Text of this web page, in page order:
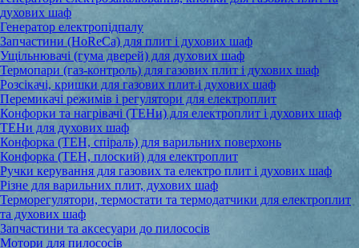
духових шаф
Генератор електропідпалу
Запчастини (HoReCa) для плит і духових шаф
Ущільнювачі (гума дверей) для духових шаф
Термопари (газ-контроль) для газових плит і духових шаф
Розсікачі, кришки для газових плит і духових шаф
Перемикачі режимів і регулятори для електроплит
Конфорки та нагрівачі (ТЕНи) для електроплит і духових шаф
ТЕНи для духових шаф
Конфорка (ТЕН, спіраль) для варильних поверхонь
Конфорка (ТЕН, плоский) для електроплит
Ручки керування для газових та електро плит і духових шаф
Різне для варильних плит, духових шаф
Терморегулятори, термостати та термодатчики для електроплит
та духових шаф
Запчастини та аксесуари до пилососів
Мотори для пилососів